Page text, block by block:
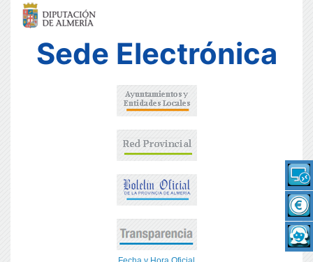
Sede Electrónica